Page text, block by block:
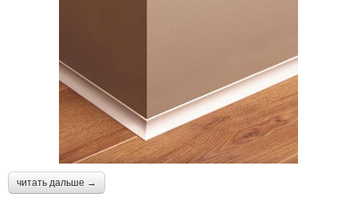
читать дальше →